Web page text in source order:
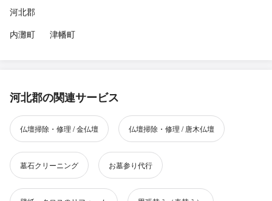
河北郡
内灘町
津幡町
河北郡の関連サービス
仏壇掃除・修理 / 金仏壇 仏壇掃除・修理 / 唐木仏壇
墓石クリーニング お墓参り代行